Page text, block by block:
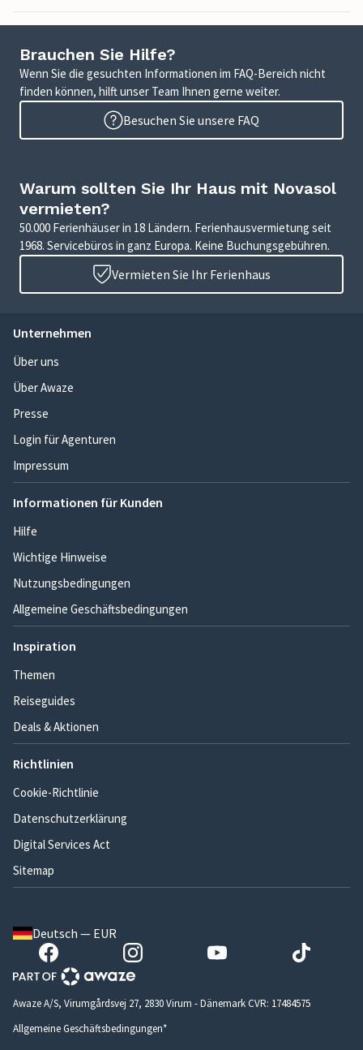
Brauchen Sie Hilfe?
Wenn Sie die gesuchten Informationen im FAQ-Bereich nicht
finden können, hilft unser Team Ihnen gerne weiter.
Besuchen Sie unsere FAQ
Warum sollten Sie Ihr Haus mit Novasol
vermieten?
50.000 Ferienhäuser in 18 Ländern. Ferienhausvermietung seit
1968. Servicebüros in ganz Europa. Keine Buchungsgebühren.
Vermieten Sie Ihr Ferienhaus
Unternehmen
Über uns
Über Awaze
Presse
Login für Agenturen
Impressum
Informationen für Kunden
Hilfe
Wichtige Hinweise
Nutzungsbedingungen
Allgemeine Geschäftsbedingungen
Inspiration
Themen
Reiseguides
Deals & Aktionen
Richtlinien
Cookie-Richtlinie
Datenschutzerklärung
Digital Services Act
Sitemap
Deutsch — EUR
Awaze A/S, Virumgårdsvej 27, 2830 Virum - Dänemark CVR: 17484575
Allgemeine Geschäftsbedingungen*